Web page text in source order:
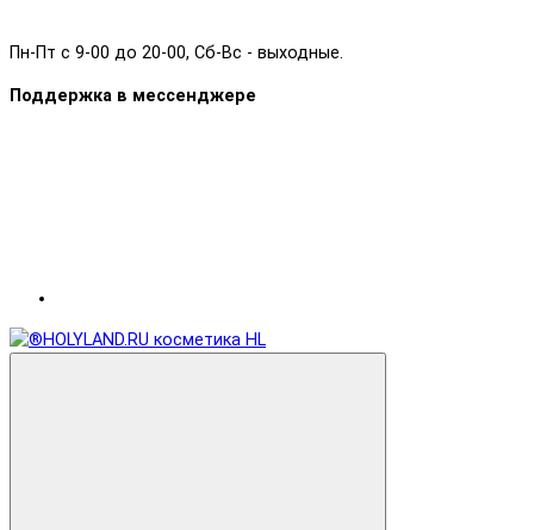
Пн-Пт с 9-00 до 20-00, Сб-Вс - выходные.
Поддержка в мессенджере